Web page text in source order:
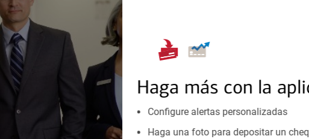
Haga más con la
Configure alertas personalizadas
Haga una foto para depositar un
Reúnase con especialistas
orientación que necesita, en
personales, hasta el ahorro
inicio o crecimiento de su
esté listo, un especialista
Vea si nuestro centro de